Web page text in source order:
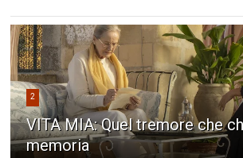
2
VITA MIA: Quel tremore che
memoria